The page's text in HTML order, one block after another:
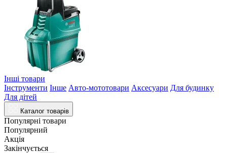
Інші товари
Інструменти Інше Авто-мототовари Аксесуари Для будинку
Для дітей
Каталог товарів
Популярні товари
Популярний
Акція
Закінчується